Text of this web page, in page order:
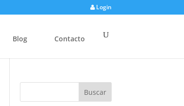
Login
Blog Contacto